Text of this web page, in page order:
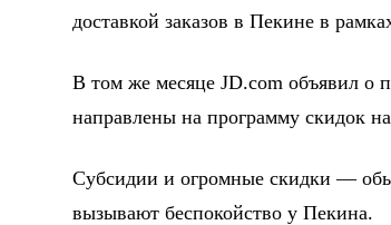
доставкой заказов в Пекине в
В том же месяце JD.com объявил о
направлены на программу скидок
Субсидии и огромные скидки —
вызывают беспокойство у Пекина.